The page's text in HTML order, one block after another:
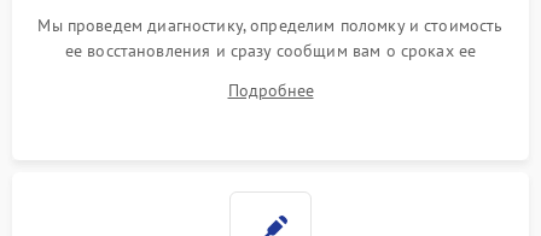
Мы проведем диагностику, определим поломку и стоимость
ее восстановления и сразу сообщим вам о сроках ее
Подробнее